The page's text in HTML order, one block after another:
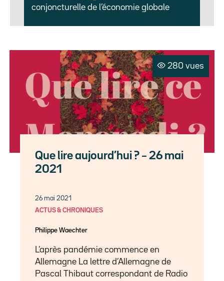
conjoncturelle de l’économie globale
280 vues
Que lire aujourd’hui ? – 26 mai
2021
26 mai 2021
ACTUS & CHRONIQUES
Philippe Waechter
L’après pandémie commence en
Allemagne La lettre d’Allemagne de
Pascal Thibaut correspondant de Radio